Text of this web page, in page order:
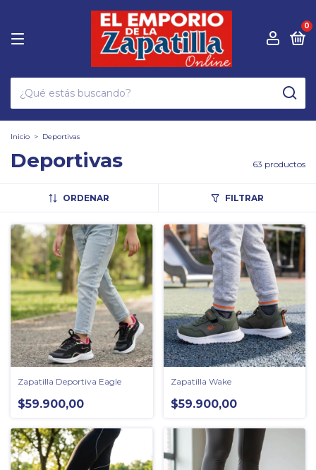
0
Inicio > Deportivas
Deportivas 63 productos
ORDENAR FILTRAR
Zapatilla Deportiva Eagle
$59.900,00
Zapatilla Wake
$59.900,00